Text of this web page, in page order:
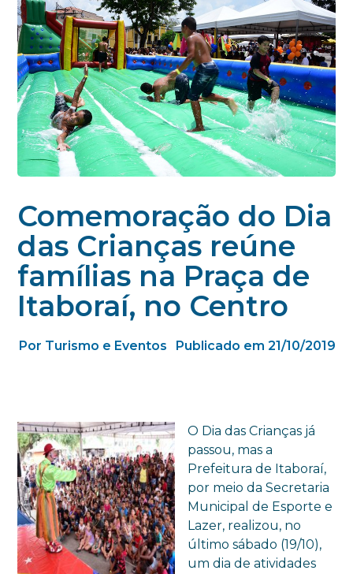
Comemoração do Dia
das Crianças reúne
famílias na Praça de
Itaboraí, no Centro
Por Turismo e Eventos Publicado em 21/10/2019
O Dia das Crianças já
passou, mas a
Prefeitura de Itaboraí,
por meio da Secretaria
Municipal de Esporte e
Lazer, realizou, no
último sábado (19/10),
um dia de atividades